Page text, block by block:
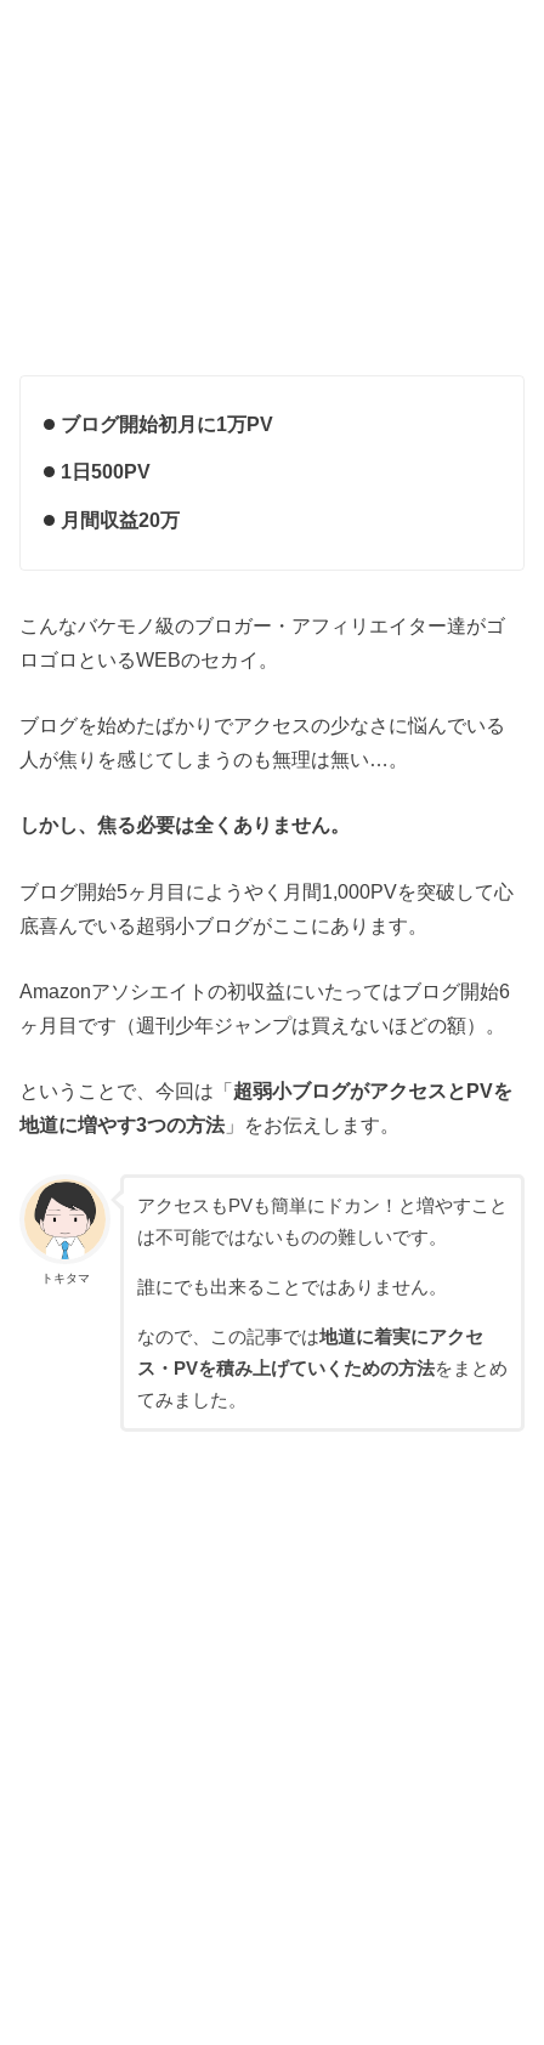
ブログ開始初月に1万PV
1日500PV
月間収益20万
こんなバケモノ級のブロガー・アフィリエイター達がゴ
ロゴロといるWEBのセカイ。
ブログを始めたばかりでアクセスの少なさに悩んでいる
人が焦りを感じてしまうのも無理は無い…。
しかし、焦る必要は全くありません。
ブログ開始5ヶ月目にようやく月間1,000PVを突破して心
底喜んでいる超弱小ブログがここにあります。
Amazonアソシエイトの初収益にいたってはブログ開始6
ヶ月目です（週刊少年ジャンプは買えないほどの額）。
ということで、今回は「 超弱小ブログがアクセスとPVを
地道に増やす3つの方法」をお伝えします。
トキタマ
アクセスもPVも簡単にドカン！と増やすこと
は不可能ではないものの難しいです。
誰にでも出来ることではありません。
なので、この記事では地道に着実にアクセ
ス・PVを積み上げていくための方法をまとめ
てみました。